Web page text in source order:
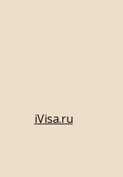
iVisa.ru